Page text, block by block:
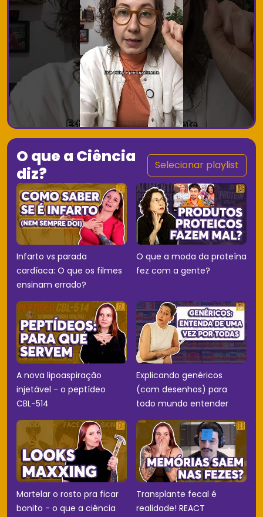
O que a Ciência
diz?
Selecionar playlist
Infarto vs parada
cardíaca: O que os filmes
ensinam errado?
O que a moda da proteína
fez com a gente?
A nova lipoaspiração
injetável - o peptídeo
CBL-514
Explicando genéricos
(com desenhos) para
todo mundo entender
Martelar o rosto pra ficar
bonito - o que a ciência
Transplante fecal é
realidade! REACT